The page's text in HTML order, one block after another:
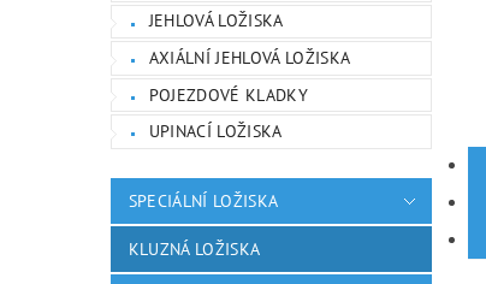
JEHLOVÁ LOŽISKA
AXIÁLNÍ JEHLOVÁ LOŽISKA
POJEZDOVÉ KLADKY
UPINACÍ LOŽISKA
SPECIÁLNÍ LOŽISKA
KLUZNÁ LOŽISKA